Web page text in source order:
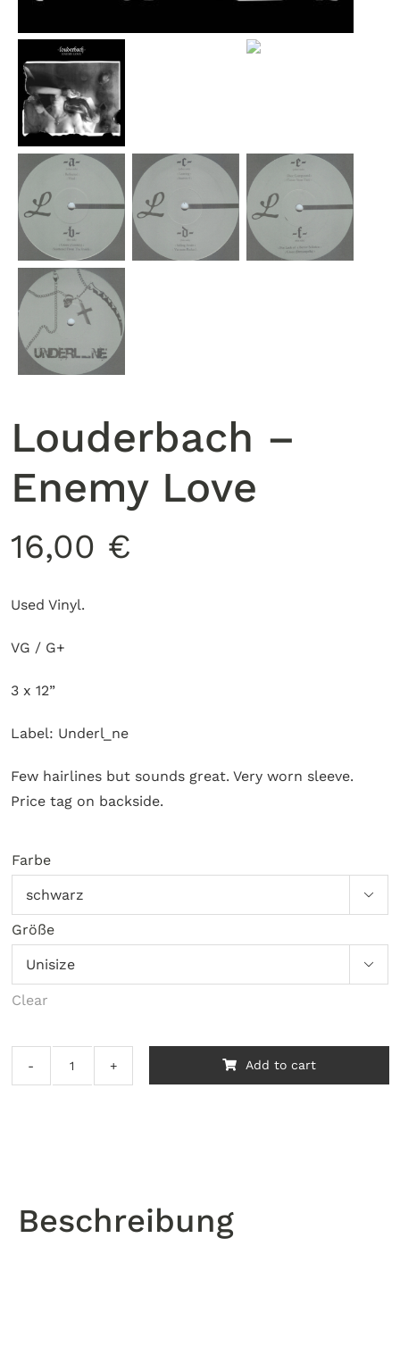
Louderbach ‎–
Enemy Love
16,00 €
Used Vinyl.
VG / G+
3 x 12”
Label: Underl_ne
Few hairlines but sounds great. Very worn sleeve.
Price tag on backside.
Farbe

Größe

Clear
Louderbach
Add to cart
Beschreibung